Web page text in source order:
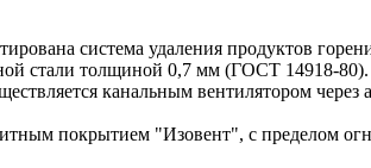
система удаления продуктов
стали толщиной 0,7 мм (ГОСТ 14918-80).
канальным вентилятором
покрытием "Изовент", с